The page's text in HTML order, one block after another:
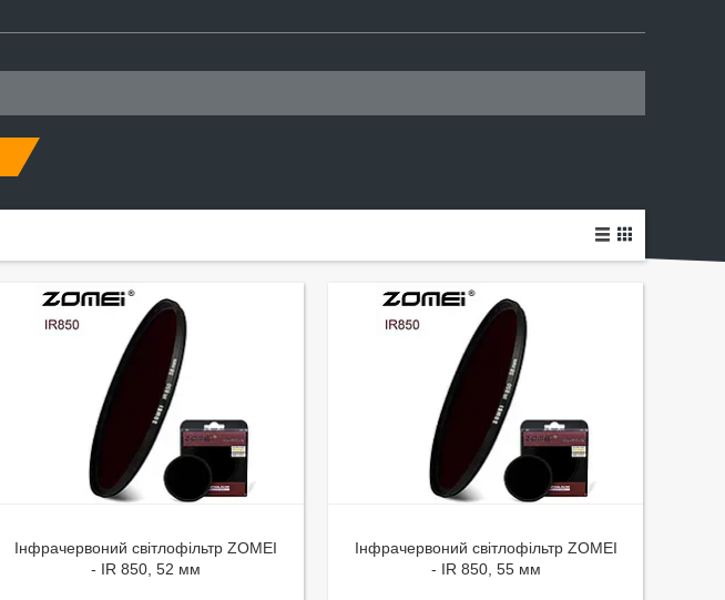
Інфрачервоний світлофільтр ZOMEI
- IR 850, 52 мм
Інфрачервоний світлофільтр ZOMEI
- IR 850, 55 мм